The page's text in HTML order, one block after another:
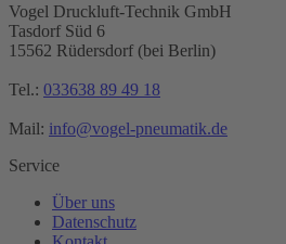
Vogel Druckluft-Technik GmbH
Tasdorf Süd 6
15562 Rüdersdorf (bei Berlin)
Tel.: 033638 89 49 18
Mail: info@vogel-pneumatik.de
Service
Über uns
Datenschutz